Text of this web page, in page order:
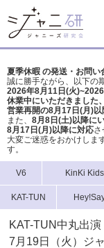
夏季休暇 の発送・お問
誠に勝手ながら、以下の
2026年8月11日(火
休業中にいただきました
営業再開の8月17日(月)
また、 8月8日(土)以降に
8月17日(月)以降に対応さ
大変ご迷惑をおかけしま
す。
V6 KinKi Kids
KAT-TUN
KAT-TUN中丸出
7月19日（火）ジ